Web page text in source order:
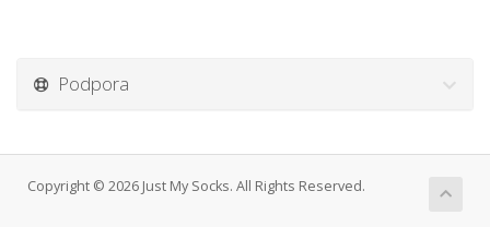
Podpora
Copyright © 2026 Just My Socks. All Rights Reserved.